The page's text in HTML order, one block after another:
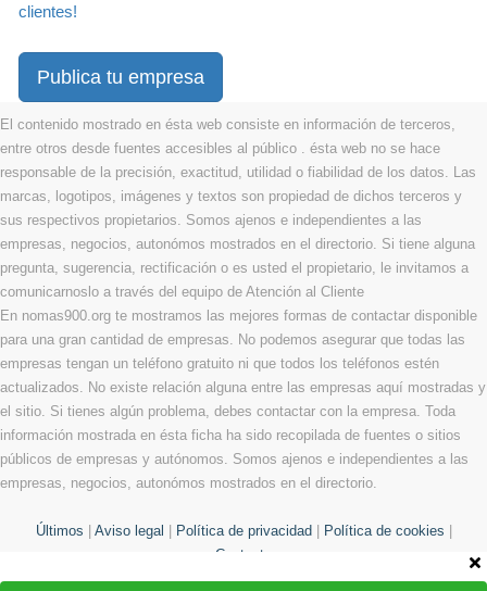
clientes!
Publica tu empresa
El contenido mostrado en ésta web consiste en información de terceros,
entre otros desde fuentes accesibles al público . ésta web no se hace
responsable de la precisión, exactitud, utilidad o fiabilidad de los datos. Las
marcas, logotipos, imágenes y textos son propiedad de dichos terceros y
sus respectivos propietarios. Somos ajenos e independientes a las
empresas, negocios, autonómos mostrados en el directorio. Si tiene alguna
pregunta, sugerencia, rectificación o es usted el propietario, le invitamos a
comunicarnoslo a través del equipo de Atención al Cliente
En nomas900.org te mostramos las mejores formas de contactar disponible
para una gran cantidad de empresas. No podemos asegurar que todas las
empresas tengan un teléfono gratuito ni que todos los teléfonos estén
actualizados. No existe relación alguna entre las empresas aquí mostradas y
el sitio. Si tienes algún problema, debes contactar con la empresa. Toda
información mostrada en ésta ficha ha sido recopilada de fuentes o sitios
públicos de empresas y autónomos. Somos ajenos e independientes a las
empresas, negocios, autonómos mostrados en el directorio.
Últimos Aviso legal Política de privacidad Política de cookies
Contacto